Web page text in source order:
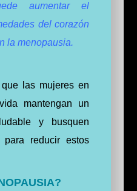
aumentar el
del corazón
la menopausia.
las mujeres en
mantengan un
y busquen
para reducir estos